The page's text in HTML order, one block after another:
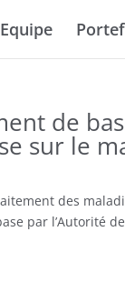
Equipe
de
sur le
des
par l’Autorité